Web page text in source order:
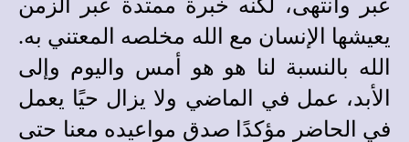
عبر وانتهى، لكنه خبرة ممتدة عبر الزمن
يعيشها الإنسان مع الله مخلصه المعتني به.
الله بالنسبة لنا هو هو أمس واليوم وإلى
الأبد، عمل في الماضي ولا يزال حيًا يعمل
في الحاضر مؤكدًا صدق مواعيده معنا حتى